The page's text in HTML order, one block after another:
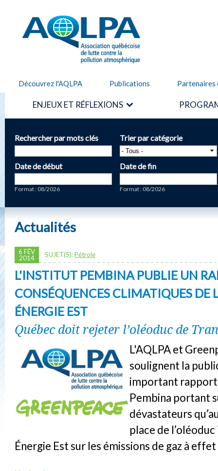
AQLPA
Découvrez l'AQLPA Publications Partenaires
ENJEUX ET RÉFLEXIONS
Rechercher par mots clés Trier par catégorie
Date de début
Format : 08/2026
Date de fin
Format : 08/2026
Actualités
6 FÉV
2014
SUJET(S):Pétrole
L'INSTITUT PEMBINA PUBLIE UN
CONSÉQUENCES CLIMATIQUES DE
ÉNERGIE EST
Québec doit rejeter l’oléoduc de
L'AQLPA et
soulignent la
important rapport
Pembina portant
dévastateurs
place de
Énergie Est sur les émissions de gaz à